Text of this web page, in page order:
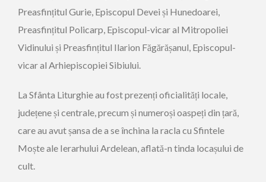
Preasfințitul Gurie, Episcopul Devei și Hunedoarei,
Preasfințitul Policarp, Episcopul-vicar al Mitropoliei
Vidinului și Preasfințitul Ilarion Făgărășanul, Episcopul-
vicar al Arhiepiscopiei Sibiului.
La Sfânta Liturghie au fost prezenți oficialități locale,
județene și centrale, precum și numeroși oaspeți din țară,
care au avut șansa de a se închina la racla cu Sfintele
Moște ale Ierarhului Ardelean, aflată-n tinda locașului de
cult.